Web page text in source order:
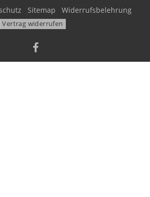
Sitemap Widerrufsbelehrung
Vertrag widerrufen